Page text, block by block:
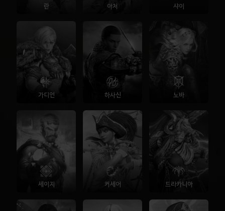
란 아처 샤이
가디언 하사신 노바
세이지 커세어 드라카니아